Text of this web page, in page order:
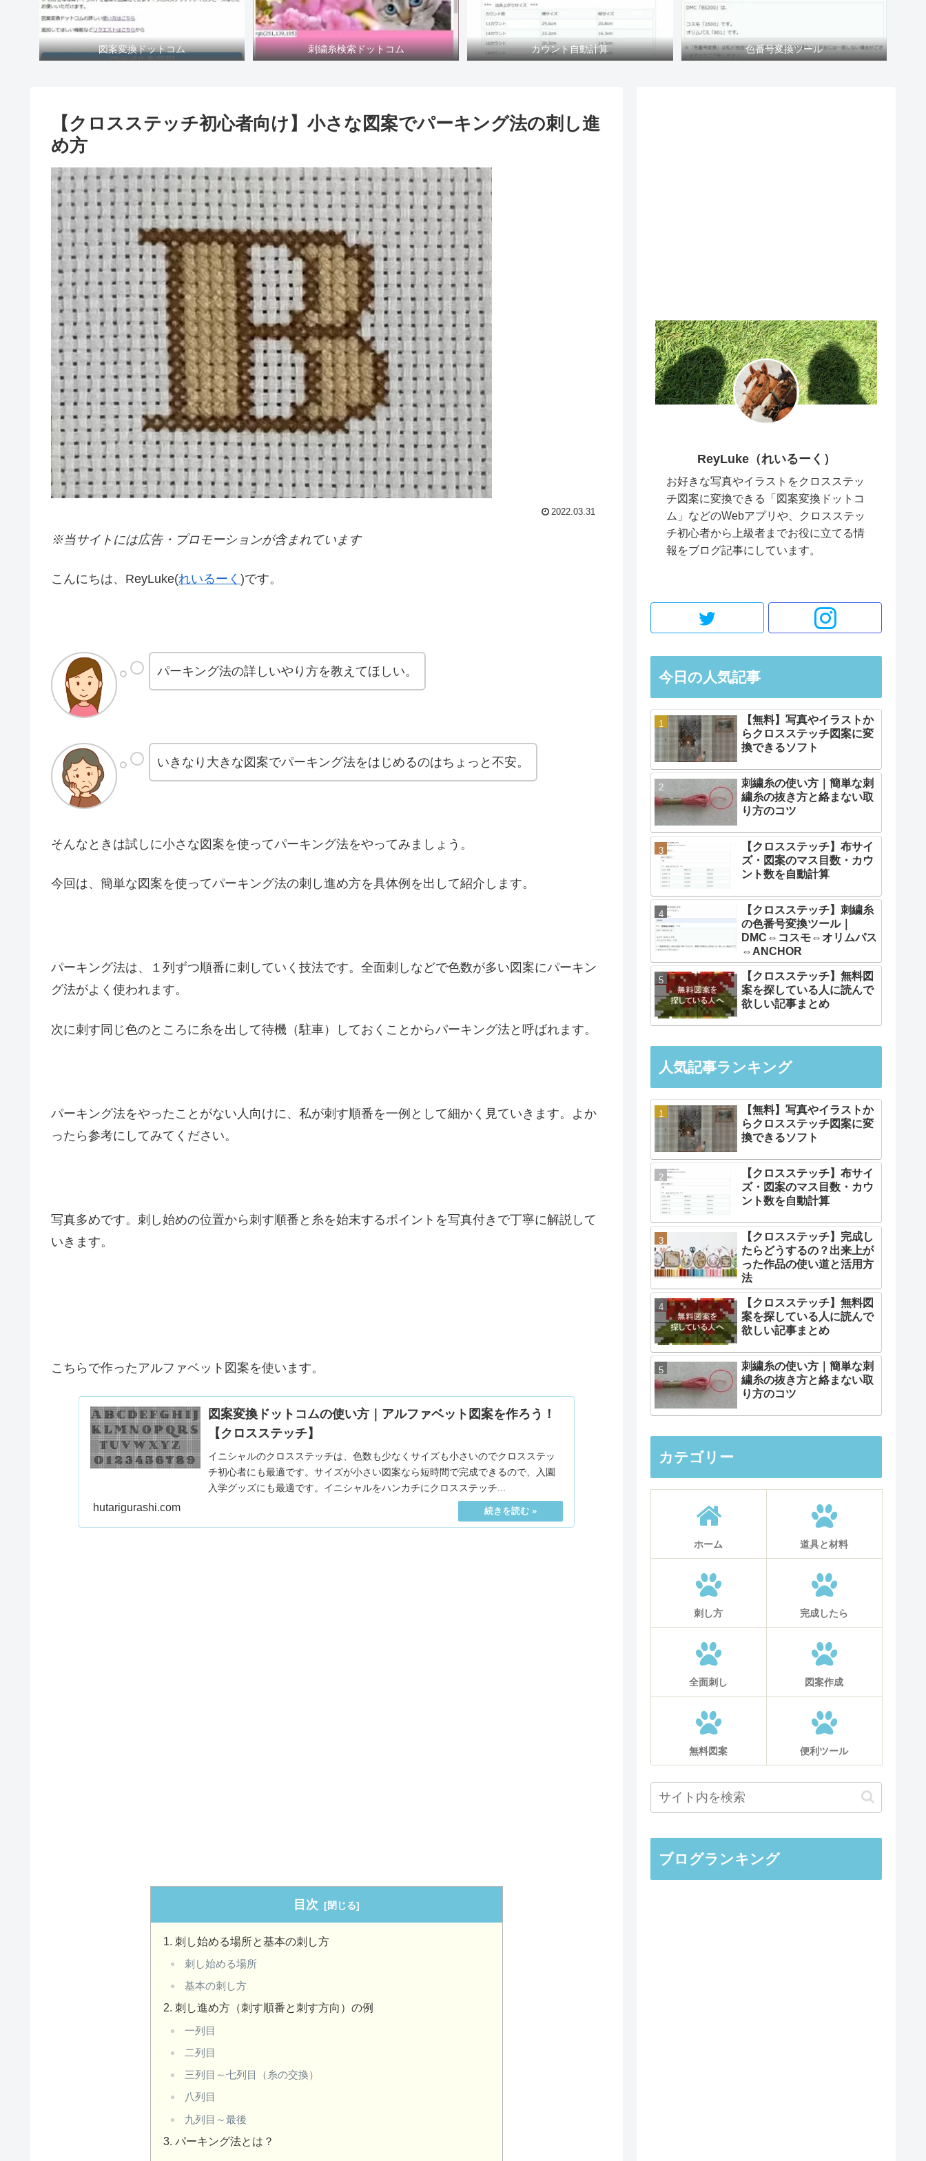
図案変換ドットコム 刺繍糸検索ドットコム カウント自動計算 色番号変換ツール
【クロスステッチ初心者向け】小さな図案でパーキング法の刺し進
め方
2022.03.31
※当サイトには広告・プロモーションが含まれています
こんにちは、ReyLuke(れいるーく )です。
パーキング法の詳しいやり方を教えてほしい。
いきなり大きな図案でパーキング法をはじめるのはちょっと不安。
そんなときは試しに小さな図案を使ってパーキング法をやってみましょう。
今回は、簡単な図案を使ってパーキング法の刺し進め方を具体例を出して紹介します。
パーキング法は、１列ずつ順番に刺していく技法です。全面刺しなどで色数が多い図案にパーキン
グ法がよく使われます。
次に刺す同じ色のところに糸を出して待機（駐車）しておくことからパーキング法と呼ばれます。
パーキング法をやったことがない人向けに、私が刺す順番を一例として細かく見ていきます。よか
ったら参考にしてみてください。
写真多めです。刺し始めの位置から刺す順番と糸を始末するポイントを写真付きで丁寧に解説して
いきます。
こちらで作ったアルファベット図案を使います。
図案変換ドットコムの使い方｜アルファベット図案を作ろう！
【クロスステッチ】
イニシャルのクロスステッチは、色数も少なくサイズも小さいのでクロスステッ
チ初心者にも最適です。サイズが小さい図案なら短時間で完成できるので、入園
入学グッズにも最適です。イニシャルをハンカチにクロスステッチ...
hutarigurashi.com
目次
刺し始める場所と基本の刺し方
刺し始める場所
基本の刺し方
刺し進め方（刺す順番と刺す方向）の例
一列目
二列目
三列目～七列目（糸の交換）
八列目
九列目～最後
パーキング法とは？
ReyLuke（れいるーく）
お好きな写真やイラストをクロスステッ
チ図案に変換できる「図案変換ドットコ
ム」などのWebアプリや、クロスステッ
チ初心者から上級者までお役に立てる情
報をブログ記事にしています。
今日の人気記事
【無料】写真やイラストか
らクロスステッチ図案に変
換できるソフト
刺繍糸の使い方｜簡単な刺
繍糸の抜き方と絡まない取
り方のコツ
【クロスステッチ】布サイ
ズ・図案のマス目数・カウ
ント数を自動計算
【クロスステッチ】刺繍糸
の色番号変換ツール｜
DMC⇔コスモ⇔オリムパス
⇔ANCHOR
【クロスステッチ】無料図
案を探している人に読んで
欲しい記事まとめ
人気記事ランキング
【無料】写真やイラストか
らクロスステッチ図案に変
換できるソフト
【クロスステッチ】布サイ
ズ・図案のマス目数・カウ
ント数を自動計算
【クロスステッチ】完成し
たらどうするの？出来上が
った作品の使い道と活用方
法
【クロスステッチ】無料図
案を探している人に読んで
欲しい記事まとめ
刺繍糸の使い方｜簡単な刺
繍糸の抜き方と絡まない取
り方のコツ
カテゴリー
ホーム 道具と材料
刺し方 完成したら
全面刺し 図案作成
無料図案 便利ツール
ブログランキング